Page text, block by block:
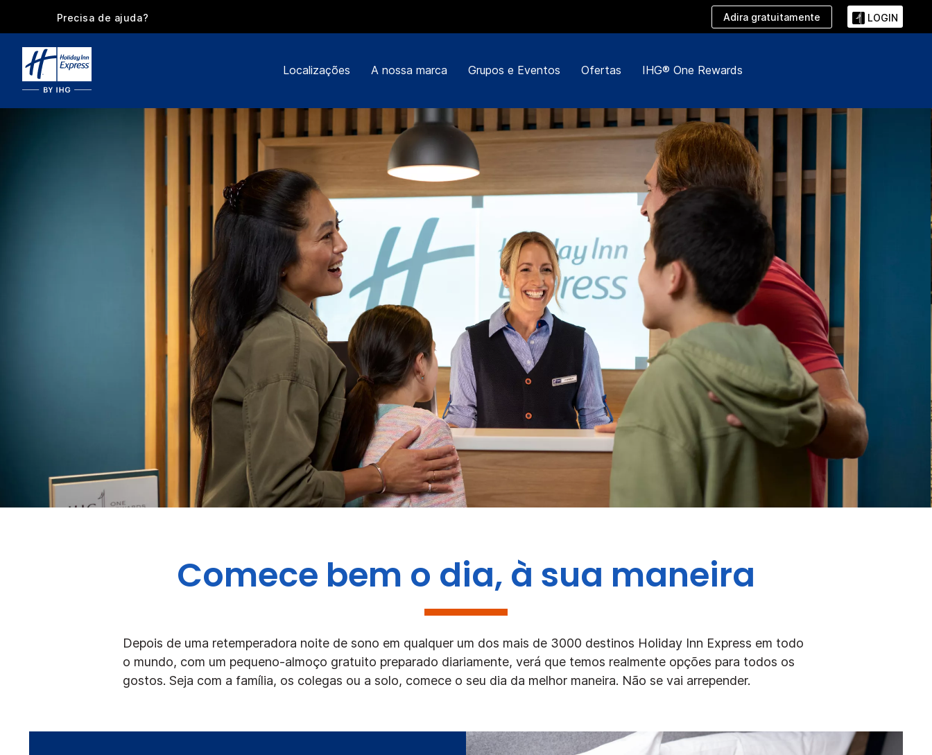
Precisa de ajuda? Adira gratuitamente LOGIN
Localizações A nossa marca Grupos e Eventos Ofertas IHG® One Rewards
Comece bem o dia, à sua maneira
Depois de uma retemperadora noite de sono em qualquer um dos mais de 3000 destinos Holiday Inn Express em todo
o mundo, com um pequeno-almoço gratuito preparado diariamente, verá que temos realmente opções para todos os
gostos. Seja com a família, os colegas ou a solo, comece o seu dia da melhor maneira. Não se vai arrepender.